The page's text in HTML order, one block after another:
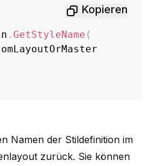
Kopieren
. GetStyleName (
Namen der Stildefinition im
zurück. Sie können